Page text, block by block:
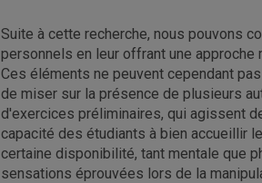
Suite à cette recherche, nous pouvons
personnels en leur offrant une
Ces éléments ne peuvent cependant
de miser sur la présence de plusieurs
d'exercices préliminaires, qui agissent
capacité des étudiants à bien accueillir
certaine disponibilité, tant mentale que
sensations éprouvées lors de la